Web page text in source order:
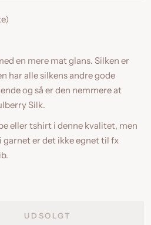
en mere mat glans. Silken er
har alle silkens andre gode
og så er den nemmere at
Silk.
eller tshirt i denne kvalitet, men
er det ikke egnet til fx
UDSOLGT